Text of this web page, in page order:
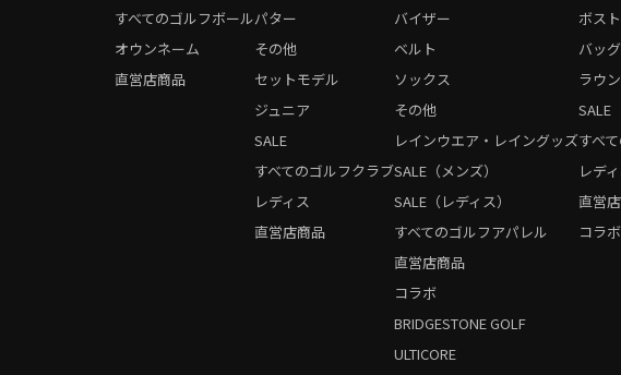
オウンネーム
直営店商品
すべてのゴルフボール
レディス
直営店商品
パター
その他
セットモデル
ジュニア
SALE
すべてのゴルフクラブ
直営店商品
コラボ
BRIDGESTONE GOLF
ULTICORE
バイザー
ベルト
ソックス
その他
レインウエア・レイングッズ
SALE（メンズ）
SALE（レディス）
すべてのゴルフアパレル
レデ
直営
コラボ
ボス
バッ
ラウ
SALE
すべ